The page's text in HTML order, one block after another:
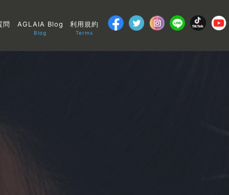
問 AGLAIA Blog
Blog
利用規約
Terms